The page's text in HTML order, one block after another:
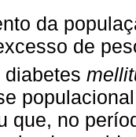
da
de
que, no